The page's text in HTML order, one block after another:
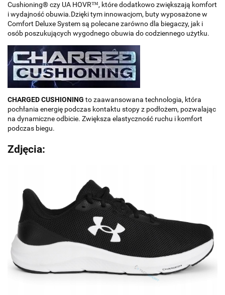
Cushioning® czy UA HOVR™, które dodatkowo zwiększają komfort
i wydajność obuwia.Dzięki tym innowacjom, buty wyposażone w
Comfort Deluxe System są polecane zarówno dla biegaczy, jak i
osób poszukujących wygodnego obuwia do codziennego użytku.
CHARGED CUSHIONING to zaawansowana technologia, która
pochłania energię podczas kontaktu stopy z podłożem, pozwalając
na dynamiczne odbicie. Zwiększa elastyczność ruchu i komfort
podczas biegu.
Zdjęcia: